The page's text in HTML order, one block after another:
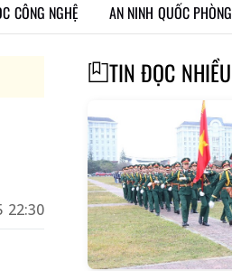
CÔNG NGHỆ AN NINH QUỐC PHÒNG
22:30
TIN ĐỌC NHIỀU